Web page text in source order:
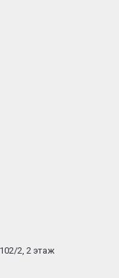
2, 2 этаж